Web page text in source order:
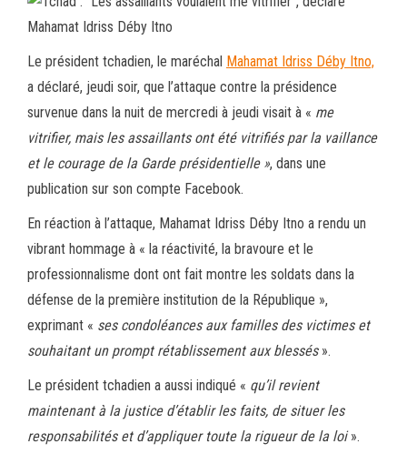
Le président tchadien, le maréchal Mahamat Idriss Déby Itno,
a déclaré, jeudi soir, que l’attaque contre la présidence
survenue dans la nuit de mercredi à jeudi visait à « me
vitrifier, mais les assaillants ont été vitrifiés par la vaillance
et le courage de la Garde présidentielle », dans une
publication sur son compte Facebook.
En réaction à l’attaque, Mahamat Idriss Déby Itno a rendu un
vibrant hommage à « la réactivité, la bravoure et le
professionnalisme dont ont fait montre les soldats dans la
défense de la première institution de la République »,
exprimant « ses condoléances aux familles des victimes et
souhaitant un prompt rétablissement aux blessés».
Le président tchadien a aussi indiqué « qu’il revient
maintenant à la justice d’établir les faits, de situer les
responsabilités et d’appliquer toute la rigueur de la loi».